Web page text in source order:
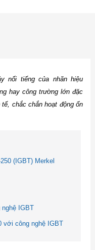
nổi tiếng của nhãn hiệu
hay công trường lớn đặc
chắc chắn hoạt động ổn
(IGBT) Merkel
nghệ IGBT
với công nghệ IGBT